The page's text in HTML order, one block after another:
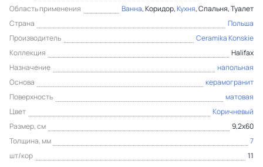
Область применения
Ванна, Коридор,Кухня, Спальня, Туалет
Страна
Польша
Производитель
Ceramika Konskie
Коллекция
Halifax
Назначение
напольная
Основа
керамогранит
Поверхность
матовая
Цвет
Коричневый
Размер, см
9,2x60
Толщина, мм
7
шт/кор
11